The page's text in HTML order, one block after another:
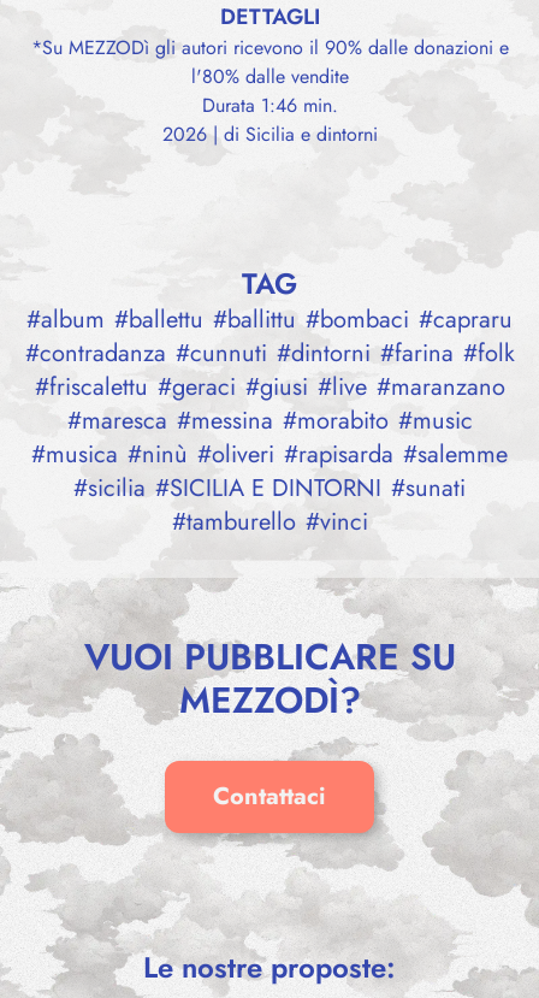
DETTAGLI
*Su MEZZODì gli autori ricevono il 90% dalle donazioni e
l'80% dalle vendite
Durata 1:46 min.
2026 | di Sicilia e dintorni
TAG
#album #ballettu #ballittu #bombaci #capraru
#contradanza #cunnuti #dintorni #farina #folk
#friscalettu #geraci #giusi #live #maranzano
#maresca #messina #morabito #music
#musica #ninù #oliveri #rapisarda #salemme
#sicilia #SICILIA E DINTORNI #sunati
#tamburello #vinci
VUOI PUBBLICARE SU
MEZZODÌ?
Contattaci
Le nostre proposte: